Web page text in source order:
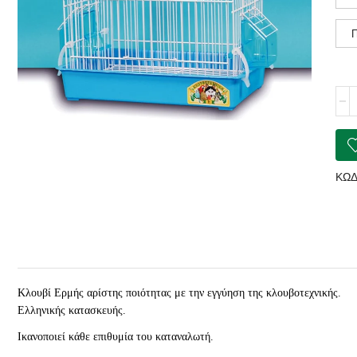
Κλουβί Ερμής αρίστης ποιότητας με την εγγύηση της κλουβοτεχνικής.
Ελληνικής κατασκευής.
Ικανοποιεί κάθε επιθυμία του καταναλωτή.